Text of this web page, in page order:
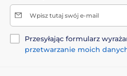
Wpisz tutaj swój e-mail
Przesyłając formularz
przetwarzanie moich